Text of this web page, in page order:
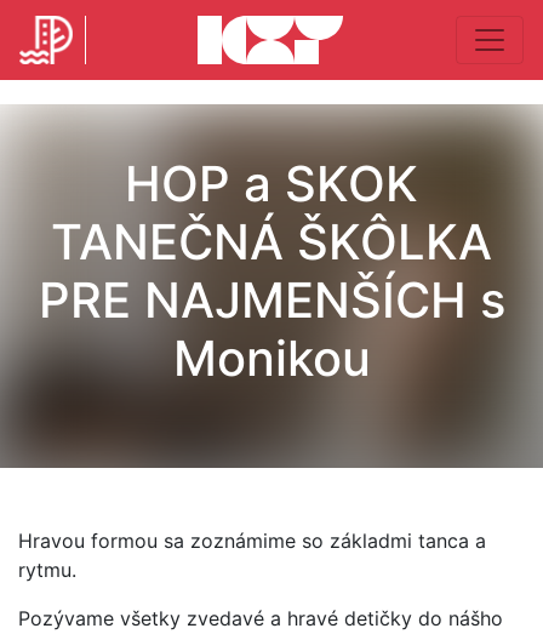
HOP a SKOK
TANEČNÁ ŠKÔLKA
PRE NAJMENŠÍCH s
Monikou
Hravou formou sa zoznámime so základmi tanca a
rytmu.
Pozývame všetky zvedavé a hravé detičky do nášho